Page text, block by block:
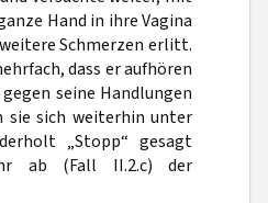
Hand in ihre Vagina
Schmerzen erlitt.
dass er aufhören
seine Handlungen
sie sich weiterhin unter
„Stopp“ gesagt
ab (Fall II.2.c) der